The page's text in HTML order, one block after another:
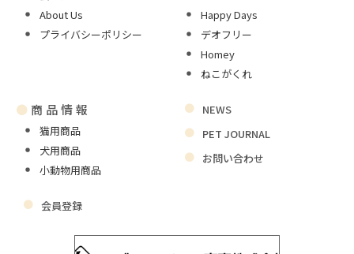
About Us
プライバシーポリシー
Happy Days
デオフリー
Homey
ねこがくれ
● 商品情報
猫用商品
犬用商品
小動物用商品
NEWS
PET JOURNAL
お問い合わせ
会員登録